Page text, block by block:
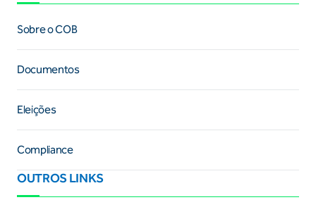
Sobre o COB
Documentos
Eleições
Compliance
OUTROS LINKS